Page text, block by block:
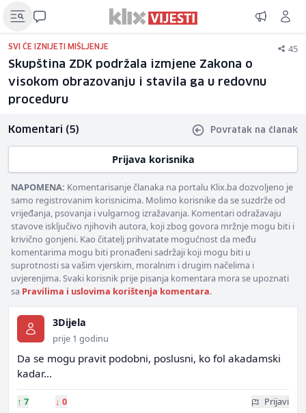
SVI ĆE IZNIJETI MIŠLJENJE 45
Skupština ZDK podržala izmjene Zakona o
visokom obrazovanju i stavila ga u redovnu
proceduru
Komentari (5) Povratak na članak
Prijava korisnika
NAPOMENA: Komentarisanje članaka na portalu Klix.ba dozvoljeno je
samo registrovanim korisnicima. Molimo korisnike da se suzdrže od
vrijeđanja, psovanja i vulgarnog izražavanja. Komentari odražavaju
stavove isključivo njihovih autora, koji zbog govora mržnje mogu biti i
krivično gonjeni. Kao čitatelj prihvatate mogućnost da među
komentarima mogu biti pronađeni sadržaji koji mogu biti u
suprotnosti sa vašim vjerskim, moralnim i drugim načelima i
uvjerenjima. Svaki korisnik prije pisanja komentara mora se upoznati
sa Pravilima i uslovima korištenja komentara.
3Dijela
prije 1 godinu
Da se mogu pravit podobni, poslusni, ko fol akadamski
kadar...
↑ 7 ↓ 0 Prijavi